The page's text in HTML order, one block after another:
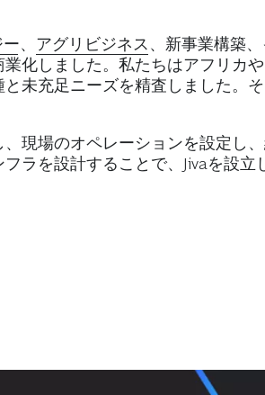
、 アグリビジネス 、新事業構築
化しました。私たちはアフリカ
未充足ニーズを精査しました。
現場のオペレーションを設定し
ラを設計することで、Jivaを設